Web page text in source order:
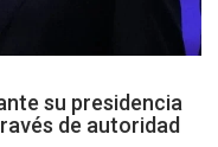
su presidencia
de autoridad